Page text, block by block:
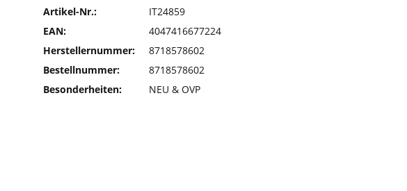
Artikel-Nr.:
IT24859
EAN:
4047416677224
Herstellernummer:
8718578602
Bestellnummer:
8718578602
Besonderheiten:
NEU & OVP